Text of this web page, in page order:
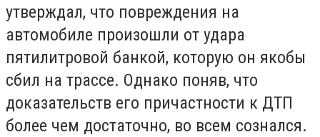
утверждал, что повреждения на
автомобиле произошли от удара
пятилитровой банкой, которую он якобы
сбил на трассе. Однако поняв, что
доказательств его причастности к ДТП
более чем достаточно, во всем сознался.